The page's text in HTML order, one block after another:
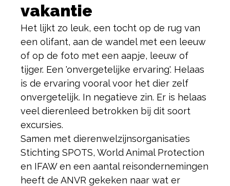
vakantie
Het lijkt zo leuk, een tocht op de rug van
een olifant, aan de wandel met een leeuw
of op de foto met een aapje, leeuw of
tijger. Een 'onvergetelijke ervaring'. Helaas
is de ervaring vooral voor het dier zelf
onvergetelijk. In negatieve zin. Er is helaas
veel dierenleed betrokken bij dit soort
excursies.
Samen met dierenwelzijnsorganisaties
Stichting SPOTS, World Animal Protection
en IFAW en een aantal reisondernemingen
heeft de ANVR gekeken naar wat er